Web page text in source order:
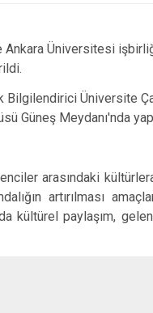
Ankara Üniversitesi
Üniversite
Güneş Meydanı'nda
arasındaki
artırılması
kültürel paylaşım,